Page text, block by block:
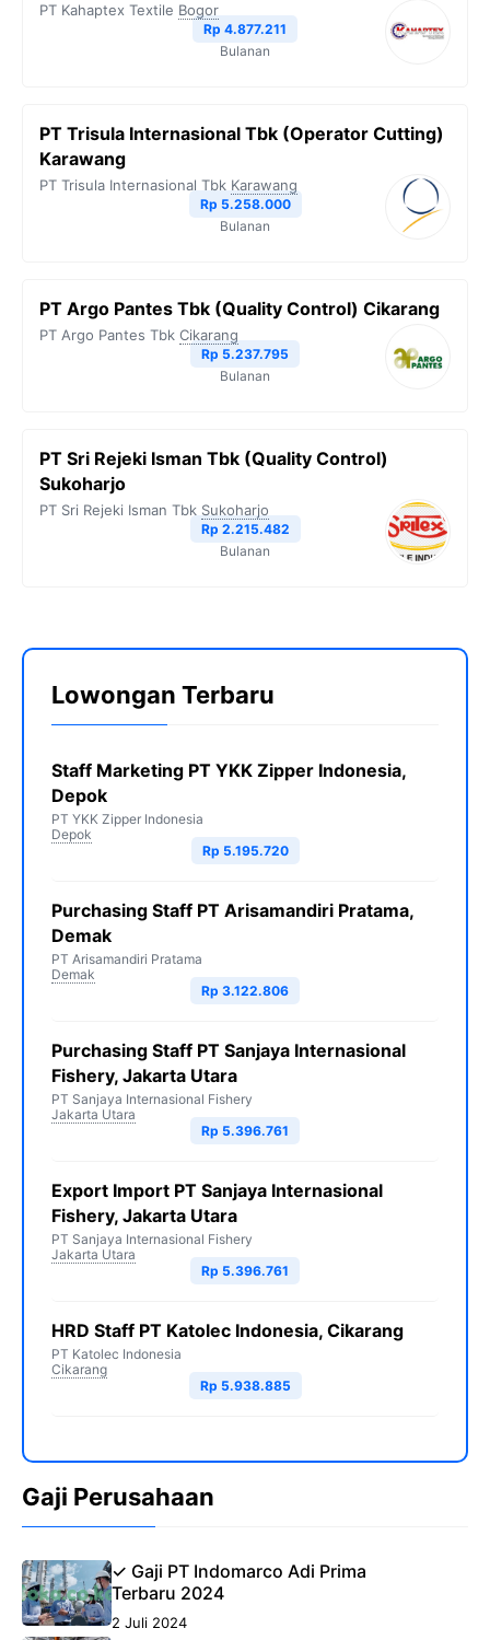
PT Kahaptex Textile Bogor
Rp 4.877.211
Bulanan
PT Trisula Internasional Tbk (Operator Cutting)
Karawang
PT Trisula Internasional Tbk Karawang
Rp 5.258.000
Bulanan
PT Argo Pantes Tbk (Quality Control) Cikarang
PT Argo Pantes Tbk Cikarang
Rp 5.237.795
Bulanan
PT Sri Rejeki Isman Tbk (Quality Control)
Sukoharjo
PT Sri Rejeki Isman Tbk Sukoharjo
Rp 2.215.482
Bulanan
Lowongan Terbaru
Staff Marketing PT YKK Zipper Indonesia,
Depok
PT YKK Zipper Indonesia
Depok
Rp 5.195.720
Purchasing Staff PT Arisamandiri Pratama,
Demak
PT Arisamandiri Pratama
Demak
Rp 3.122.806
Purchasing Staff PT Sanjaya Internasional
Fishery, Jakarta Utara
PT Sanjaya Internasional Fishery
Jakarta Utara
Rp 5.396.761
Export Import PT Sanjaya Internasional
Fishery, Jakarta Utara
PT Sanjaya Internasional Fishery
Jakarta Utara
Rp 5.396.761
HRD Staff PT Katolec Indonesia, Cikarang
PT Katolec Indonesia
Cikarang
Rp 5.938.885
Gaji Perusahaan
✓ Gaji PT Indomarco Adi Prima
Terbaru 2024
2 Juli 2024